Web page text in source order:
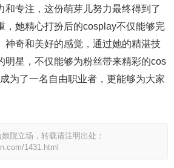
和专注，这份萌芽儿努力最终得到了
，她精心打扮后的cosplay不仅能够完
神奇和美好的感觉，通过她的精湛技
明星，不仅能够为粉丝带来精彩的cos
为了一名自由职业者，更能够为大家
院立场，转载请注明出处：
1431.html